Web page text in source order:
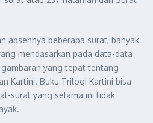
absennya beberapa surat, banyak
mendasarkan pada data-data
yang tepat tentang
Kartini. Buku Trilogi Kartini bisa
surat yang selama ini tidak